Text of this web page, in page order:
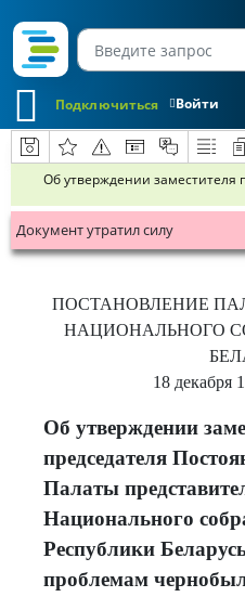
Войти
Подключиться
Об утверждении заместителя
Документ утратил силу
ПОСТАНОВЛЕНИЕ
НАЦИОНАЛЬНОГО
18 декабря
Об утверждении
председателя
Палаты
Национального
Республики
проблемам